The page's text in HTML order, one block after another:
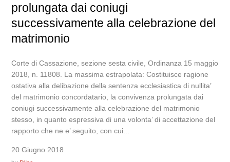
prolungata dai coniugi
successivamente alla celebrazione del
matrimonio
Corte di Cassazione, sezione sesta civile, Ordinanza 15 maggio
2018, n. 11808. La massima estrapolata: Costituisce ragione
ostativa alla delibazione della sentenza ecclesiastica di nullita’
del matrimonio concordatario, la convivenza prolungata dai
coniugi successivamente alla celebrazione del matrimonio
stesso, in quanto espressiva di una volonta’ di accettazione del
rapporto che ne e’ seguito, con cui...
20 Giugno 2018